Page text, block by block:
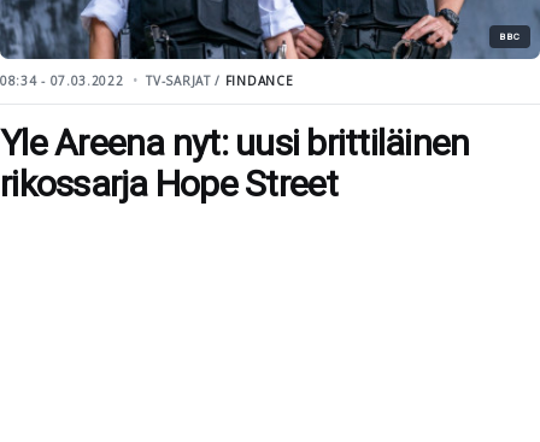
BBC
08:34 - 07.03.2022 TV-SARJAT / FINDANCE
Yle Areena nyt: uusi brittiläinen
rikossarja Hope Street